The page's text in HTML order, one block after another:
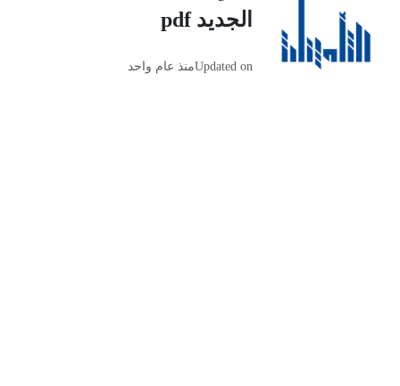
الجديد pdf
Updated onمنذ عام واحد